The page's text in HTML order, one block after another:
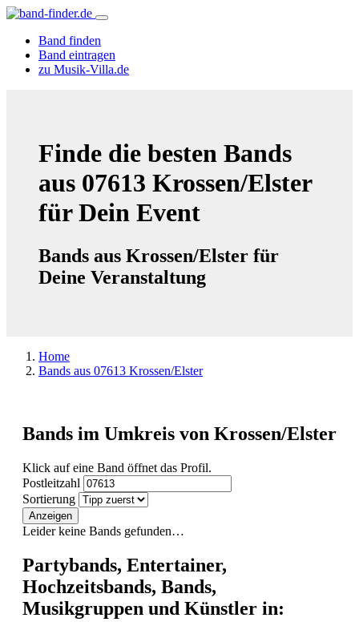
Band finden
Band eintragen
zu Musik-Villa.de
Finde die besten Bands
aus 07613 Krossen/Elster
für Dein Event
Bands aus Krossen/Elster für
Deine Veranstaltung
Home
Bands aus 07613 Krossen/Elster
Bands im Umkreis von Krossen/Elster
Klick auf eine Band öffnet das Profil.
Postleitzahl
Sortierung
Anzeigen
Leider keine Bands gefunden…
Partybands, Entertainer,
Hochzeitsbands, Bands,
Musikgruppen und Künstler in: